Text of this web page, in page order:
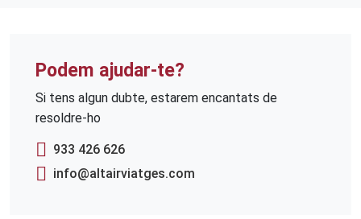
Podem ajudar-te?
Si tens algun dubte, estarem encantats de
resoldre-ho
933 426 626
info@altairviatges.com